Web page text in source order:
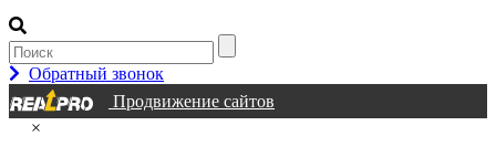
Обратный звонок
Продвижение сайтов
×